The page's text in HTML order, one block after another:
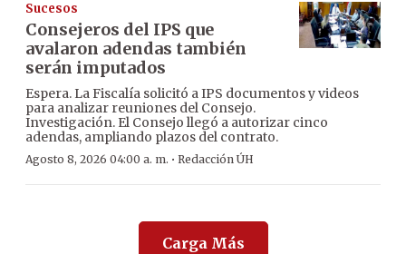
Sucesos
Consejeros del IPS que
avalaron adendas también
serán imputados
Espera. La Fiscalía solicitó a IPS documentos y videos
para analizar reuniones del Consejo.
Investigación. El Consejo llegó a autorizar cinco
adendas, ampliando plazos del contrato.
Agosto 8, 2026 04:00 a. m. · Redacción ÚH
Carga Más